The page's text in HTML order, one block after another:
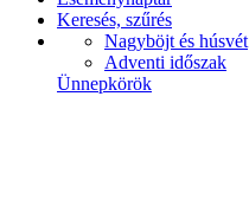
Keresés, szűrés
Nagyböjt és húsvét
Adventi időszak
Ünnepkörök